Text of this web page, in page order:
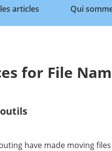
articles Qui
for File
have made moving